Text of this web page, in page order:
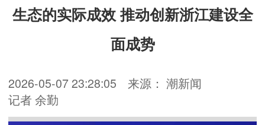
生态的实际成效 推动创新浙江建设全
面成势
2026-05-07 23:28:05
来源： 潮新闻
记者 余勤